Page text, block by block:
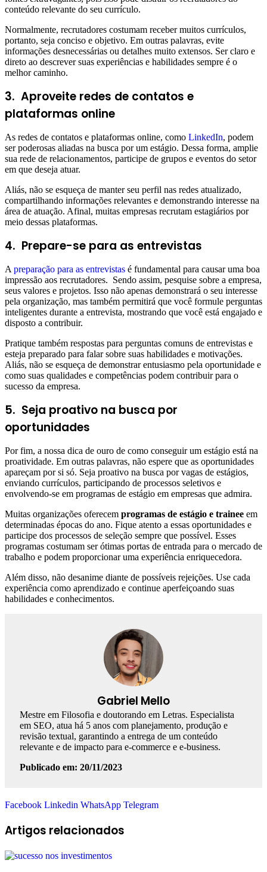
conteúdo relevante do seu currículo.
Normalmente, recrutadores costumam receber muitos currículos,
portanto, seja conciso e objetivo. Em outras palavras, evite
informações desnecessárias ou detalhes muito extensos. Ser claro e
direto ao descrever suas experiências e habilidades sempre é o
melhor caminho.
3. Aproveite redes de contatos e
plataformas online
As redes de contatos e plataformas online, como LinkedIn, podem
ser poderosas aliadas na busca por um estágio. Dessa forma, amplie
sua rede de relacionamentos, participe de grupos e eventos do setor
em que deseja atuar.
Aliás, não se esqueça de manter seu perfil nas redes atualizado,
compartilhando informações relevantes e demonstrando interesse na
área de atuação. Afinal, muitas empresas recrutam estagiários por
meio dessas plataformas.
4. Prepare-se para as entrevistas
A preparação para as entrevistas é fundamental para causar uma boa
impressão aos recrutadores. Sendo assim, pesquise sobre a empresa,
seus valores e projetos. Isso não apenas demonstrará o seu interesse
pela organização, mas também permitirá que você formule perguntas
inteligentes durante a entrevista, mostrando que você está engajado e
disposto a contribuir.
Pratique também respostas para perguntas comuns de entrevistas e
esteja preparado para falar sobre suas habilidades e motivações.
Aliás, não se esqueça de demonstrar entusiasmo pela oportunidade e
como suas qualidades e competências podem contribuir para o
sucesso da empresa.
5. Seja proativo na busca por
oportunidades
Por fim, a nossa dica de ouro de como conseguir um estágio está na
proatividade. Em outras palavras, não espere que as oportunidades
apareçam por si só. Seja proativo na busca por vagas de estágios,
enviando currículos, participando de processos seletivos e
envolvendo-se em programas de estágio em empresas que admira.
Muitas organizações oferecem programas de estágio e trainee em
determinadas épocas do ano. Fique atento a essas oportunidades e
participe dos processos de seleção sempre que possível. Esses
programas costumam ser ótimas portas de entrada para o mercado de
trabalho e podem proporcionar uma experiência enriquecedora.
Além disso, não desanime diante de possíveis rejeições. Use cada
experiência como aprendizado e continue aperfeiçoando suas
habilidades e conhecimentos.
Gabriel Mello
Mestre em Filosofia e doutorando em Letras. Especialista
em SEO, atua há 5 anos com planejamento, produção e
revisão textual, garantindo a entrega de um conteúdo
relevante e de impacto para e-commerce e e-business.
Publicado em: 20/11/2023
Facebook Linkedin WhatsApp Telegram
Artigos relacionados